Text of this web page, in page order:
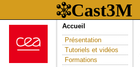
Accueil
Présentation
Tutoriels et vidéos
Formations